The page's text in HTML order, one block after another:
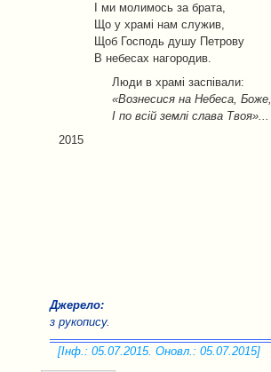
І ми молимось за брата,
Що у храмі нам служив,
Щоб Господь душу Петрову
В небесах нагородив.
Люди в храмі заспівали:
«Вознесися на Небеса, Боже,
І по всій землі слава Твоя»...
2015
Джерело:
з рукопису.
[Інф.: 05.07.2015. Оновл.: 05.07.2015]